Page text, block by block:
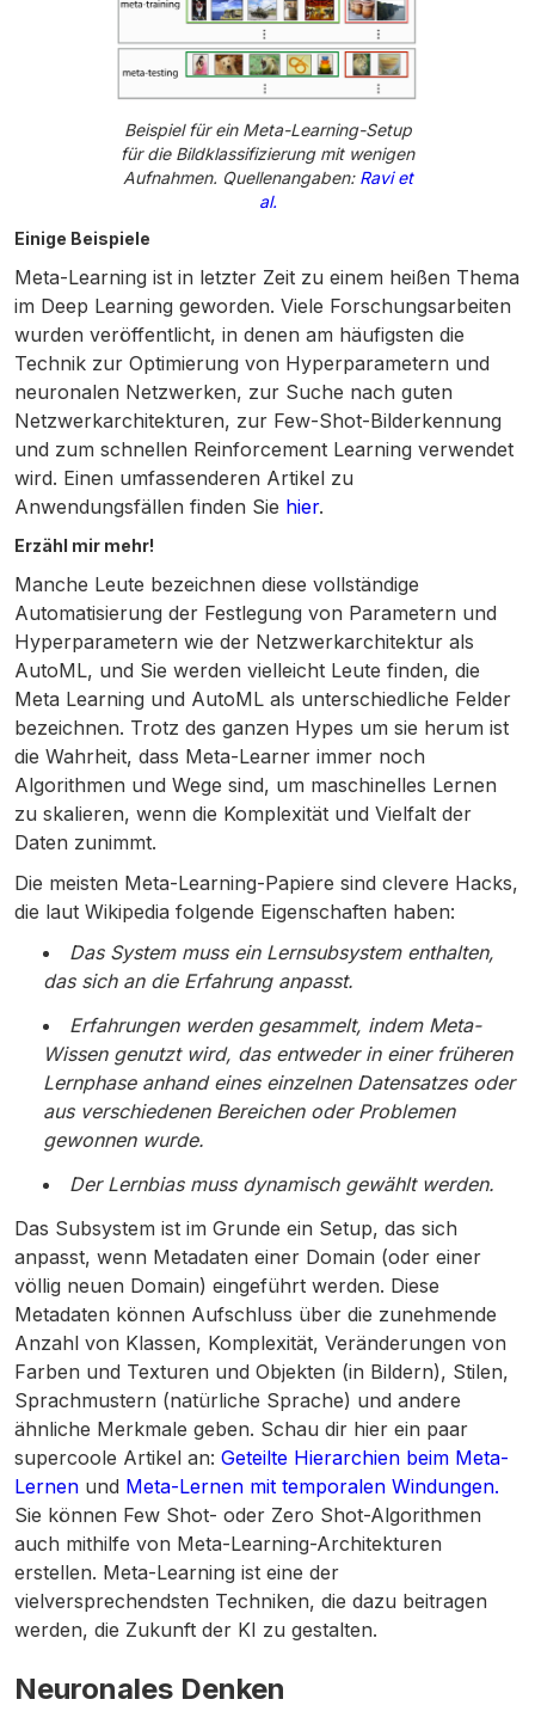
Beispiel für ein Meta-Learning-Setup
für die Bildklassifizierung mit wenigen
Aufnahmen. Quellenangaben: Ravi et
al.
Einige Beispiele
Meta-Learning ist in letzter Zeit zu einem heißen Thema
im Deep Learning geworden. Viele Forschungsarbeiten
wurden veröffentlicht, in denen am häufigsten die
Technik zur Optimierung von Hyperparametern und
neuronalen Netzwerken, zur Suche nach guten
Netzwerkarchitekturen, zur Few-Shot-Bilderkennung
und zum schnellen Reinforcement Learning verwendet
wird. Einen umfassenderen Artikel zu
Anwendungsfällen finden Sie hier.
Erzähl mir mehr!
Manche Leute bezeichnen diese vollständige
Automatisierung der Festlegung von Parametern und
Hyperparametern wie der Netzwerkarchitektur als
AutoML, und Sie werden vielleicht Leute finden, die
Meta Learning und AutoML als unterschiedliche Felder
bezeichnen. Trotz des ganzen Hypes um sie herum ist
die Wahrheit, dass Meta-Learner immer noch
Algorithmen und Wege sind, um maschinelles Lernen
zu skalieren, wenn die Komplexität und Vielfalt der
Daten zunimmt.
Die meisten Meta-Learning-Papiere sind clevere Hacks,
die laut Wikipedia folgende Eigenschaften haben:
Das System muss ein Lernsubsystem enthalten,
das sich an die Erfahrung anpasst.
Erfahrungen werden gesammelt, indem Meta-
Wissen genutzt wird, das entweder in einer früheren
Lernphase anhand eines einzelnen Datensatzes oder
aus verschiedenen Bereichen oder Problemen
gewonnen wurde.
Der Lernbias muss dynamisch gewählt werden.
Das Subsystem ist im Grunde ein Setup, das sich
anpasst, wenn Metadaten einer Domain (oder einer
völlig neuen Domain) eingeführt werden. Diese
Metadaten können Aufschluss über die zunehmende
Anzahl von Klassen, Komplexität, Veränderungen von
Farben und Texturen und Objekten (in Bildern), Stilen,
Sprachmustern (natürliche Sprache) und andere
ähnliche Merkmale geben. Schau dir hier ein paar
supercoole Artikel an: Geteilte Hierarchien beim Meta-
Lernen und Meta-Lernen mit temporalen Windungen.
Sie können Few Shot- oder Zero Shot-Algorithmen
auch mithilfe von Meta-Learning-Architekturen
erstellen. Meta-Learning ist eine der
vielversprechendsten Techniken, die dazu beitragen
werden, die Zukunft der KI zu gestalten.
Neuronales Denken